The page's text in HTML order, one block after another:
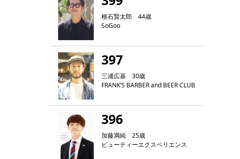
根石賢太郎 44歳
SoGoo
397
三浦広基 30歳
FRANK‘S BARBER and BEER CLUB
396
加藤満純 25歳
ビューティーエクスペリエンス